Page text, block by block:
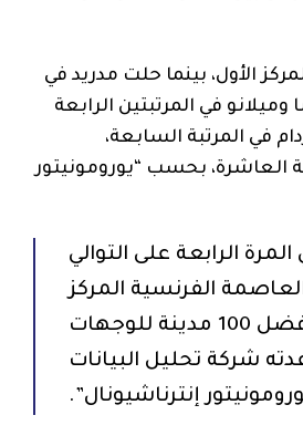
الأول، بينما حلت مدريد في
وميلانو في المرتبتين الرابعة
في المرتبة السابعة،
العاشرة، بحسب “يورومونيتور
الرابعة على التوالي
الفرنسية المركز
الأول في مؤشر أفضل 100 مدينة للوجهات
شركة تحليل البيانات
إنترناشيونال”.